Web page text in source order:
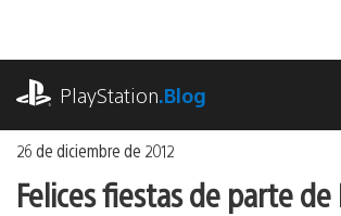
contenido
PlayStation.Blog
26 de diciembre de 2012
Felices fiestas de parte